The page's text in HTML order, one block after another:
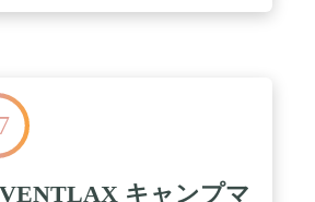
VENTLAX キャンプマ